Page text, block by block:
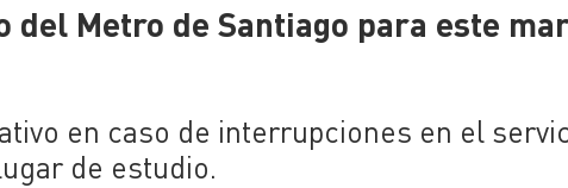
Metro de Santiago para este
en caso de interrupciones en el
de estudio.